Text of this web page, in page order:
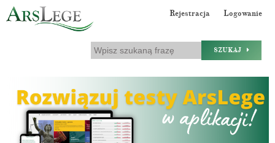
Rejestracja Logowanie
SZUKAJ